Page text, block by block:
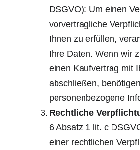
DSGVO): Um einen
vorvertragliche
Ihnen zu erfüllen,
Ihre Daten. Wenn wir
einen Kaufvertrag mit
abschließen,
personenbezogene
Rechtliche
6 Absatz 1 lit. c
einer rechtlichen